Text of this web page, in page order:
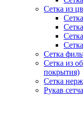
Сетка из
Сетка
Сетка из
покрытия)
Сетка
Рукав